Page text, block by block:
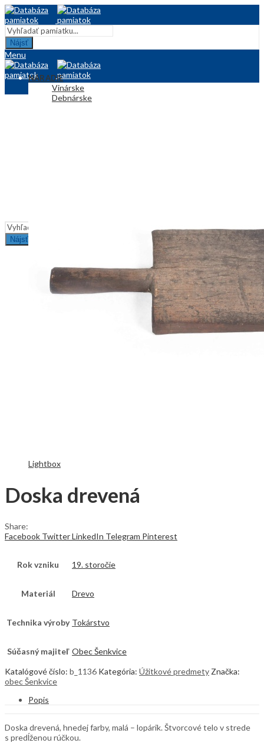
Nájsť
Menu
NÁRADIE
Vinárske
Debnárske
Nájsť
Lightbox
Doska drevená
Share:
Facebook TwitterLinkedIn Telegram Pinterest
Rok vzniku 19. storočie
Materiál Drevo
Technika výroby Tokárstvo
Súčasný majiteľ Obec Šenkvice
Katalógové číslo: b_1136 Kategória: Úžitkové predmety Značka:
obec Šenkvice
Popis
Doska drevená, hnedej farby, malá – lopárik. Štvorcové telo v strede
s predĺženou rúčkou.